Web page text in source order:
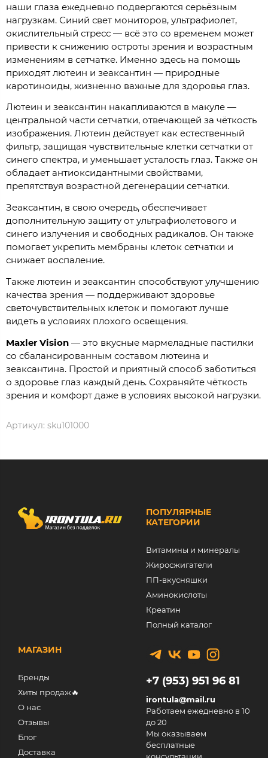
наши глаза ежедневно подвергаются серьёзным
нагрузкам. Синий свет мониторов, ультрафиолет,
окислительный стресс — всё это со временем может
привести к снижению остроты зрения и возрастным
изменениям в сетчатке. Именно здесь на помощь
приходят лютеин и зеаксантин — природные
каротиноиды, жизненно важные для здоровья глаз.
Лютеин и зеаксантин накапливаются в макуле —
центральной части сетчатки, отвечающей за чёткость
изображения. Лютеин действует как естественный
фильтр, защищая чувствительные клетки сетчатки от
синего спектра, и уменьшает усталость глаз. Также он
обладает антиоксидантными свойствами,
препятствуя возрастной дегенерации сетчатки.
Зеаксантин, в свою очередь, обеспечивает
дополнительную защиту от ультрафиолетового и
синего излучения и свободных радикалов. Он также
помогает укрепить мембраны клеток сетчатки и
снижает воспаление.
Также лютеин и зеаксантин способствуют улучшению
качества зрения — поддерживают здоровье
светочувствительных клеток и помогают лучше
видеть в условиях плохого освещения.
Maxler Vision — это вкусные мармеладные пастилки
со сбалансированным составом лютеина и
зеаксантина. Простой и приятный способ заботиться
о здоровье глаз каждый день. Сохраняйте чёткость
зрения и комфорт даже в условиях высокой нагрузки.
Артикул: sku101000
ПОПУЛЯРНЫЕ
КАТЕГОРИИ
Витамины и минералы
Жиросжигатели
ПП-вкусняшки
Аминокислоты
Креатин
Полный каталог
МАГАЗИН
Бренды
Хиты продаж🔥
О нас
Отзывы
Блог
Доставка
+7 (953) 951 96 81
irontula@mail.ru
Работаем ежедневно в 10
до 20
Мы оказываем
бесплатные